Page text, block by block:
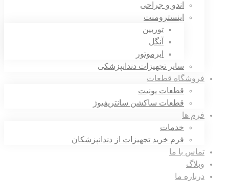
اندو و جراحی
اینسترومنت
توربین
آنگل
ایرموتور
سایر تجهیزات دندانپزشکی
فروشگاه قطعات
قطعات یونیت
قطعات ساکشن سانتریفیوژ
فرم ها
خدمات
فرم خرید تجهیزات از دندانپزشکان
تماس با ما
وبلاگ
درباره ما